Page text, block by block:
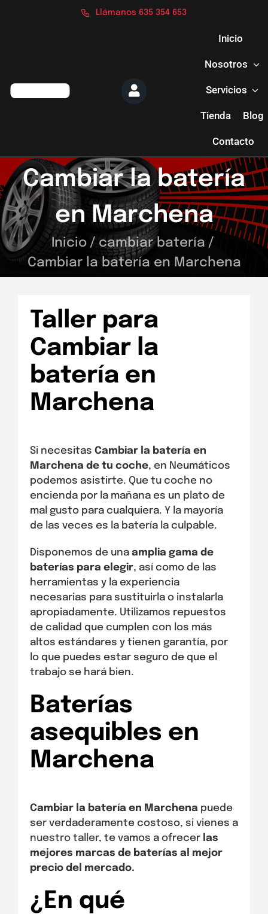
Llámanos 635 354 653
Inicio
Nosotros
Servicios
Tienda Blog
Contacto
Cambiar la batería
en Marchena
Inicio / cambiar batería /
Cambiar la batería en Marchena
Taller para
Cambiar la
batería en
Marchena
Si necesitas Cambiar la batería en
Marchena de tu coche, en Neumáticos
podemos asistirte. Que tu coche no
encienda por la mañana es un plato de
mal gusto para cualquiera. Y la mayoría
de las veces es la batería la culpable.
Disponemos de una amplia gama de
baterías para elegir, así como de las
herramientas y la experiencia
necesarias para sustituirla o instalarla
apropiadamente. Utilizamos repuestos
de calidad que cumplen con los más
altos estándares y tienen garantía, por
lo que puedes estar seguro de que el
trabajo se hará bien.
Baterías
asequibles en
Marchena
Cambiar la batería en Marchena puede
ser verdaderamente costoso, si vienes a
nuestro taller, te vamos a ofrecer las
mejores marcas de baterías al mejor
precio del mercado.
¿En qué